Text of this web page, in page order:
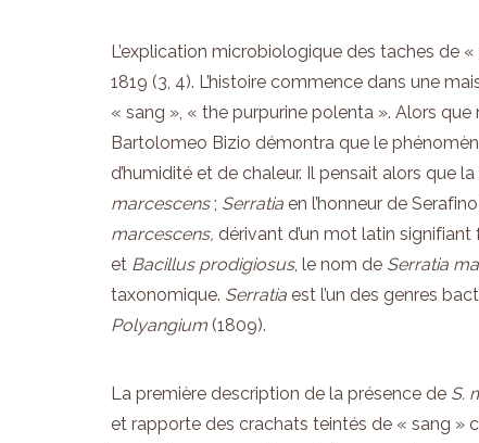
L’explication microbiologique des taches de
1819 (3, 4). L’histoire commence dans une
« sang », « the purpurine polenta ». Alors
Bartolomeo Bizio démontra que le
d’humidité et de chaleur. Il pensait alors que
marcescens; Serratia en l’honneur de
marcescens, dérivant d’un mot latin
et Bacillus prodigiosus, le nom de Serratia
taxonomique. Serratia est l’un des genres
Polyangium (1809).
La première description de la présence de S.
et rapporte des crachats teintés de « sang »